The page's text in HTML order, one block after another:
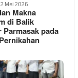
2 Mei 2026
Makna
di Balik
pada